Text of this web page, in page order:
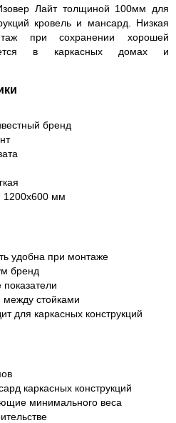
Лайт толщиной 100мм для
кровель и мансард. Низкая
при сохранении хорошей
в каркасных домах и
бренд
1200х600 мм
удобна при монтаже
бренд
между стойками
для каркасных конструкций
каркасных конструкций
минимального веса